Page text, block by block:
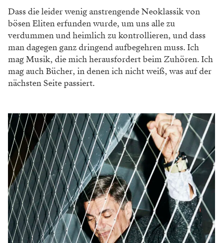
Dass die leider wenig anstrengende Neoklassik von
bösen Eliten erfunden wurde, um uns alle zu
verdummen und heimlich zu kontrollieren, und dass
man dagegen ganz dringend aufbegehren muss. Ich
mag Musik, die mich herausfordert beim Zuhören. Ich
mag auch Bücher, in denen ich nicht weiß, was auf der
nächsten Seite passiert.